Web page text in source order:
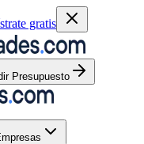
gratis
Presupuesto